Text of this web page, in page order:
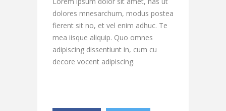
dolores mnesarchum, modus postea
fierent sit no, et vel enim adhuc. Te
mea iisque aliquip. Quo omnes
adipiscing dissentiunt in, cum cu
decore vocent adipiscing.